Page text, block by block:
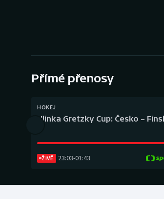
Přímé přenosy
HOKEJ
Hlinka Gretzky Cup: Česko –
ŽIVĚ 23:03-01:43